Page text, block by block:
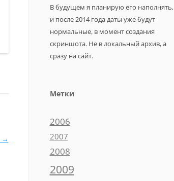
→
В будущем я планирую его наполнять,
и после 2014 года даты уже будут
нормальные, в момент создания
скриншота. Не в локальный архив, а
сразу на сайт.
Метки
2006
2007
2008
2009